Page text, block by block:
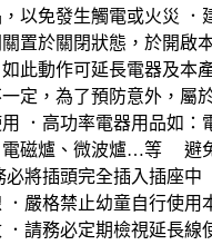
以免發生觸電或火災 ．
關置於關閉狀態，於開
此動作可延長電器及本
定，為了預防意外，屬
．高功率電器用品如：
電磁爐、微波爐…等 避
將插頭完全插入插座中
嚴格禁止幼童自行使用
．請務必定期檢視延長線